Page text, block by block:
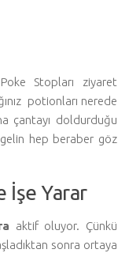
Stopları ziyaret
potionları nerede
çantayı doldurduğu
gelin hep beraber göz
İşe Yarar
aktif oluyor. Çünkü
sonra ortaya